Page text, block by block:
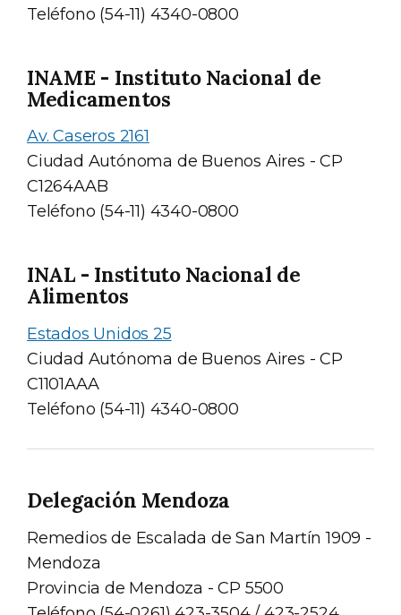
Teléfono (54-11) 4340-0800
INAME - Instituto Nacional de
Medicamentos
Av. Caseros 2161
Ciudad Autónoma de Buenos Aires - CP
C1264AAB
Teléfono (54-11) 4340-0800
INAL - Instituto Nacional de
Alimentos
Estados Unidos 25
Ciudad Autónoma de Buenos Aires - CP
C1101AAA
Teléfono (54-11) 4340-0800
Delegación Mendoza
Remedios de Escalada de San Martín 1909 -
Mendoza
Provincia de Mendoza - CP 5500